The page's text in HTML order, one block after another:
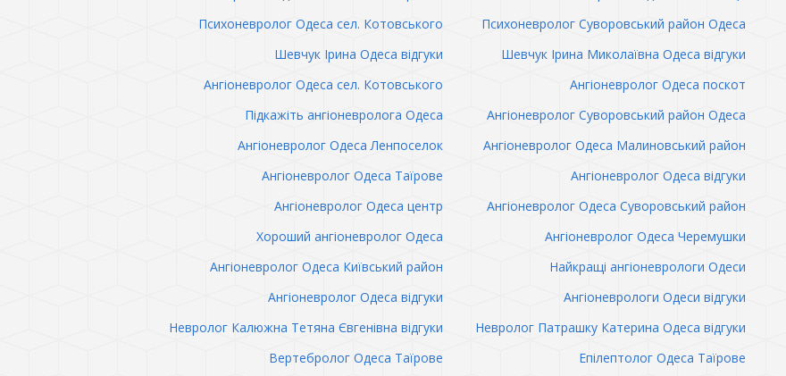
Психоневролог Одеса сел. Котовського
Психоневролог Суворовський район Одеса
Шевчук Ірина Одеса відгуки
Шевчук Ірина Миколаївна Одеса відгуки
Ангіоневролог Одеса сел. Котовського
Ангіоневролог Одеса поскот
Підкажіть ангіоневролога Одеса
Ангіоневролог Суворовський район Одеса
Ангіоневролог Одеса Ленпоселок
Ангіоневролог Одеса Малиновський район
Ангіоневролог Одеса Таїрове
Ангіоневролог Одеса відгуки
Ангіоневролог Одеса центр
Ангіоневролог Одеса Суворовський район
Хороший ангіоневролог Одеса
Ангіоневролог Одеса Черемушки
Ангіоневролог Одеса Київський район
Найкращі ангіоневрологи Одеси
Ангіоневролог Одеса відгуки
Ангіоневрологи Одеси відгуки
Невролог Калюжна Тетяна Євгенівна відгуки
Невролог Патрашку Катерина Одеса відгуки
Вертебролог Одеса Таїрове
Епілептолог Одеса Таїрове